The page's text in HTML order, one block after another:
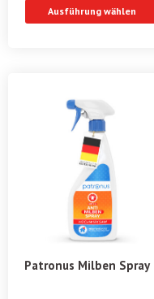
von 5Ausführung wählen
Patronus Milben Spray